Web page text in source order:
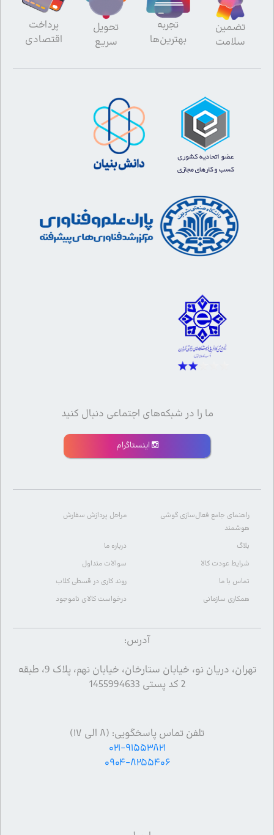
تضمین
سلامت
تجربه
بهترین‌ها
تحویل
سریع
پرداخت
اقتصادی
ما را در شبکه‌های اجتماعی دنبال کنید
اینستاگرام
راهنمای جامع فعال‌سازی گوشی
هوشمند
مراحل پردازش سفارش
بلاگ
درباره ما
شرایط عودت کالا
سوالات متداول
تماس با ما
روند کاری در قسطی کلاب
همکاری سازمانی
درخواست کالای ناموجود
آدرس:
تهران، دریان نو، خیابان ستارخان، خیابان نهم، پلاک 9، طبقه
2 کد پستی 1455994633
تلفن تماس پاسخگویی: (۸ الی ۱۷)
۰۲۱-۹۱۵۵۳۸۲۱
۰۹۰۴-۸۲۵۵۴۰۶